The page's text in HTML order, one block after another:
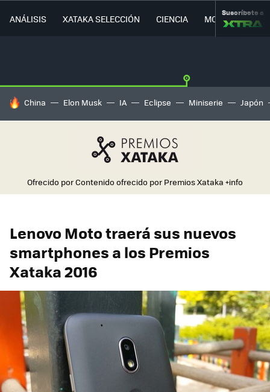
ANÁLISIS XATAKA SELECCIÓN CIENCIA MOVILIDAD
Suscríbete a
HOY SE HABLA DE
China Elon Musk IA Eclipse Miniserie Japón
Ofrecido por Contenido ofrecido por Premios Xataka +info
Lenovo Moto traerá sus nuevos
smartphones a los Premios
Xataka 2016